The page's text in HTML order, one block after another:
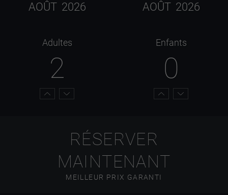
AOÛT 2026 AOÛT 2026
Adultes
2
Enfants
0
RÉSERVER
MAINTENANT
MEILLEUR PRIX GARANTI